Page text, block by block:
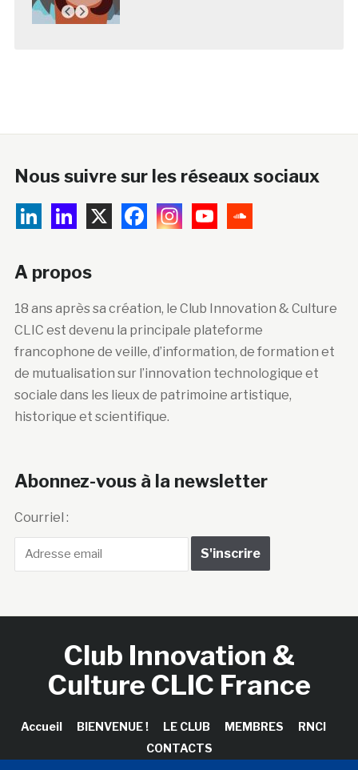
Nous suivre sur les réseaux sociaux
A propos
18 ans après sa création, le Club Innovation & Culture
CLIC est devenu la principale plateforme
francophone de veille, d’information, de formation et
de mutualisation sur l’innovation technologique et
sociale dans les lieux de patrimoine artistique,
historique et scientifique.
Abonnez-vous à la newsletter
Courriel :
Club Innovation &
Culture CLIC France
Accueil BIENVENUE ! LE CLUB MEMBRES
RNCI
CONTACTS